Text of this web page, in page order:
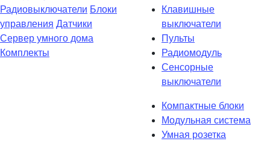
Радиовыключатели Блоки
управления Датчики
Сервер умного дома
Комплекты
Клавишные
выключатели
Пульты
Радиомодуль
Сенсорные
выключатели
Компактные блоки
Модульная система
Умная розетка